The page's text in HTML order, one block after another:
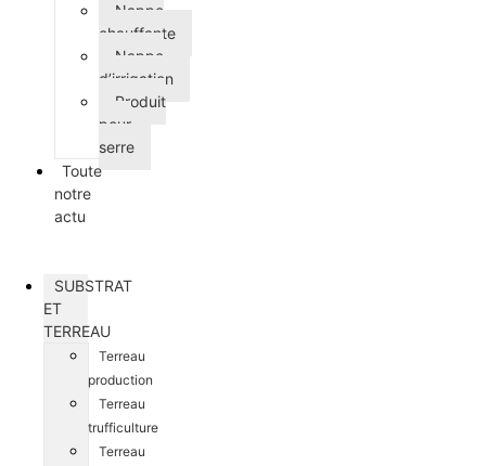
Nappe
chauffante
Nappe
d’irrigation
Produit
pour
serre
Toute
notre
actu
SUBSTRAT
ET
TERREAU
Terreau
production
Terreau
trufficulture
Terreau